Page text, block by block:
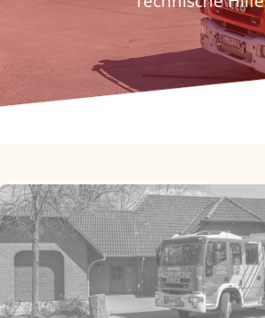
Fördern & Spenden
Historie